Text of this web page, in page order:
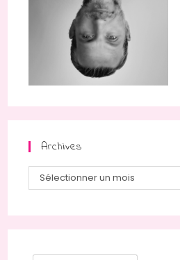
Archives
Archives
Sélectionner un mois